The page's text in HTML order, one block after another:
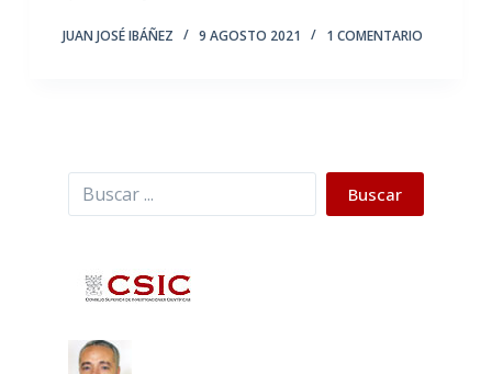
JUAN JOSÉ IBÁÑEZ 9 AGOSTO 2021 1 COMENTARIO
Buscar Buscar